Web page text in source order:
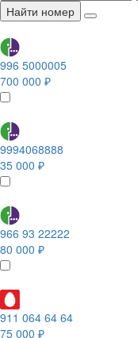
Найти номер
996 5000005
700 000 ₽
9994068888
35 000 ₽
966 93 22222
80 000 ₽
911 064 64 64
75 000 ₽